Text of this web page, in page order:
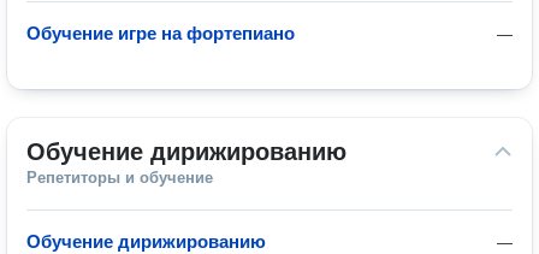
—
Обучение игре на фортепиано
Обучение дирижированию
Репетиторы и обучение
—
Обучение дирижированию